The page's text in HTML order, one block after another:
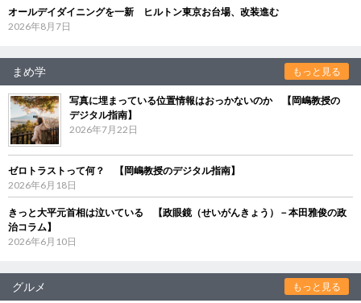
オールデイダイニングを一新 ヒルトン東京お台場、改装進む
2026年8月7日
まめ学 もっと見る
写真に埋まっている位置情報はおっかないのか 【岡嶋教授の
デジタル指南】
2026年7月22日
ゼロトラストって何？ 【岡嶋教授のデジタル指南】
2026年6月18日
きっと大平元首相は泣いている 【政眼鏡（せいがんきょう）－本田雅俊の政
治コラム】
2026年6月10日
グルメ もっと見る